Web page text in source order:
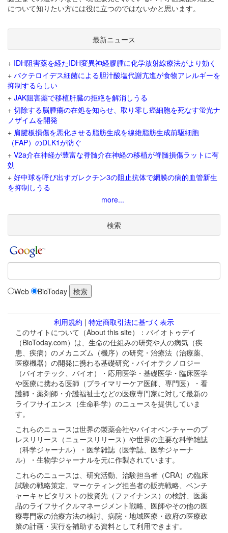
について知りたい方には役に立つのではないかと思います。
最新ニュース
+ IDH阻害薬を経たIDH変異神経膠腫に化学放射線療法がより効く
+ バクテロイデス細菌による胆汁酸塩代謝亢進が食物アレルギーを
抑制するらしい
+ JAK阻害薬で移植肝臓の拒絶を解消しうる
+ 切除する脳腫瘍の在処を知らせ、取り零し癌細胞を死なす蛍光ナ
ノザイムを開発
+ 肩腱板損傷を悪化させる脂肪生成を線維脂肪生成前駆細胞
（FAP）のDLK1が防ぐ
+ V2a介在神経が豊富な脊髄介在神経の移植が脊髄損傷ラットに有
効
+ 好中球を呼び出すガレクチン3の阻止抗体で網膜の病的血管新生
を抑制しうる
more...
検索
Web BioToday
利用規約 | 特定商取引法に基づく表示
このサイトについて（About this site）：バイオトゥデイ
（BioToday.com）は、生命の仕組みの研究や人の病気（疾
患、疾病）のメカニズム（機序）の研究・治療法（治療薬、
医療機器）の開発に携わる基礎研究・バイオテクノロジー
（バイオテック、バイオ）・応用医学・基礎医学・臨床医学
や医療に携わる医師（プライマリーケア医師、専門医）・看
護師・薬剤師・介護福祉士などの医療専門家に対して最新の
ライフサイエンス（生命科学）のニュースを提供していま
す。
これらのニュースは世界の製薬会社やバイオベンチャーのプ
レスリリース（ニュースリリース）や世界の主要な科学雑誌
（科学ジャーナル）・医学雑誌（医学誌、医学ジャーナ
ル）・生物学ジャーナルを元に作製されています。
これらのニュースは、研究活動、治験担当者（CRA）の臨床
試験の戦略策定、マーケティング担当者の販売戦略、ベンチ
ャーキャピタリストの投資先（ファイナンス）の検討、医薬
品のライフサイクルマネージメント戦略、医師やその他の医
療専門家の治療方法の検討、病院・地域医療・政府の医療政
策の計画・実行を補助する資料として利用できます。